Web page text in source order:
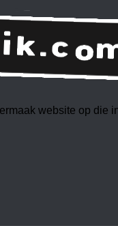
website op die